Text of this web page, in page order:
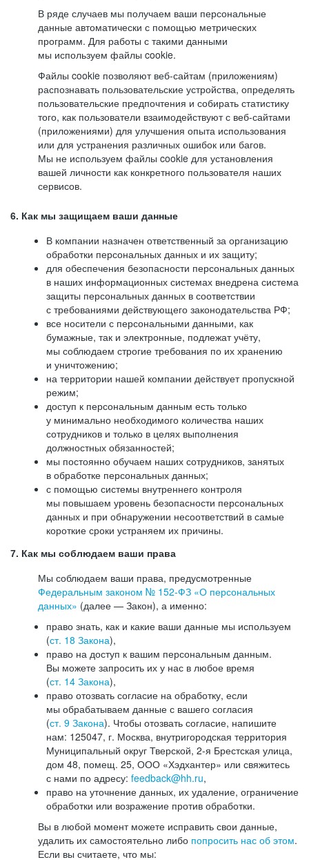
В ряде случаев мы получаем ваши персональные
данные автоматически с помощью метрических
программ. Для работы с такими данными
мы используем файлы cookie.
Файлы cookie позволяют веб-сайтам (приложениям)
распознавать пользовательские устройства, определять
пользовательские предпочтения и собирать статистику
того, как пользователи взаимодействуют с веб-сайтами
(приложениями) для улучшения опыта использования
или для устранения различных ошибок или багов.
Мы не используем файлы cookie для установления
вашей личности как конкретного пользователя наших
сервисов.
6. Как мы защищаем ваши данные
В компании назначен ответственный за организацию
обработки персональных данных и их защиту;
для обеспечения безопасности персональных данных
в наших информационных системах внедрена система
защиты персональных данных в соответствии
с требованиями действующего законодательства РФ;
все носители с персональными данными, как
бумажные, так и электронные, подлежат учёту,
мы соблюдаем строгие требования по их хранению
и уничтожению;
на территории нашей компании действует пропускной
режим;
доступ к персональным данным есть только
у минимально необходимого количества наших
сотрудников и только в целях выполнения
должностных обязанностей;
мы постоянно обучаем наших сотрудников, занятых
в обработке персональных данных;
с помощью системы внутреннего контроля
мы повышаем уровень безопасности персональных
данных и при обнаружении несоответствий в самые
короткие сроки устраняем их причины.
7. Как мы соблюдаем ваши права
Мы соблюдаем ваши права, предусмотренные
Федеральным законом № 152-ФЗ «О персональных
данных» (далее — Закон), а именно:
право знать, как и какие ваши данные мы используем
(ст. 18 Закона),
право на доступ к вашим персональным данным.
Вы можете запросить их у нас в любое время
(ст. 14 Закона),
право отозвать согласие на обработку, если
мы обрабатываем данные с вашего согласия
(ст. 9 Закона). Чтобы отозвать согласие, напишите
нам: 125047, г. Москва, внутригородская территория
Муниципальный округ Тверской, 2-я Брестская улица,
дом 48, помещ. 25, ООО «Хэдхантер» или свяжитесь
с нами по адресу: feedback@hh.ru,
право на уточнение данных, их удаление, ограничение
обработки или возражение против обработки.
Вы в любой момент можете исправить свои данные,
удалить их самостоятельно либо попросить нас об этом.
Если вы считаете, что мы: